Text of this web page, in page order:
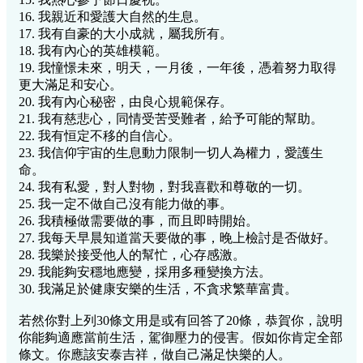
16. 我親近和愛護大自然的生息。
17. 我有自豪的大小成就，屬我所有。
18. 我有內心的英雄模範。
19. 我憧憬未來，明天，一月後，一年後，憑着努力取得
更大滿足和安心。
20. 我有內心秘密，由良心規範保存。
21. 我有慈悲心，同情受苦受難者，給予可能的幫助。
22. 我有恒定不移的自信心。
23. 我信仰宇宙的生息動力限制一切人為權力，愛護生
命。
24. 我有私愛，對人對物，對我喜歡和尊敬的一切。
25. 我一定不做自己沒有能力做的事。
26. 我積極做需要做的事，而且即時開始。
27. 我每天早晨知道當天要做的事，晚上檢討是否做好。
28. 我樂於接受他人的幫忙，心存感激。
29. 我能夠安穩地應變，採用多種變換方法。
30. 我滿足於健康安樂的生活，不貪求繁華富貴。
若然你對上列30條文用是或有回答了20條，恭賀你，說明
你能夠適應當前生活，駕御壓力的侵害。假如你肯定全部
條文。你應該安泰吉祥，做自己滿足快樂的人。